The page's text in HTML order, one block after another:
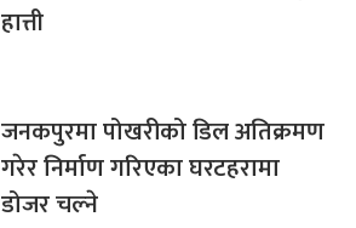
हात्ती
जनकपुरमा पोखरीको डिल अतिक्रमण
गरेर निर्माण गरिएका घरटहरामा
डोजर चल्ने